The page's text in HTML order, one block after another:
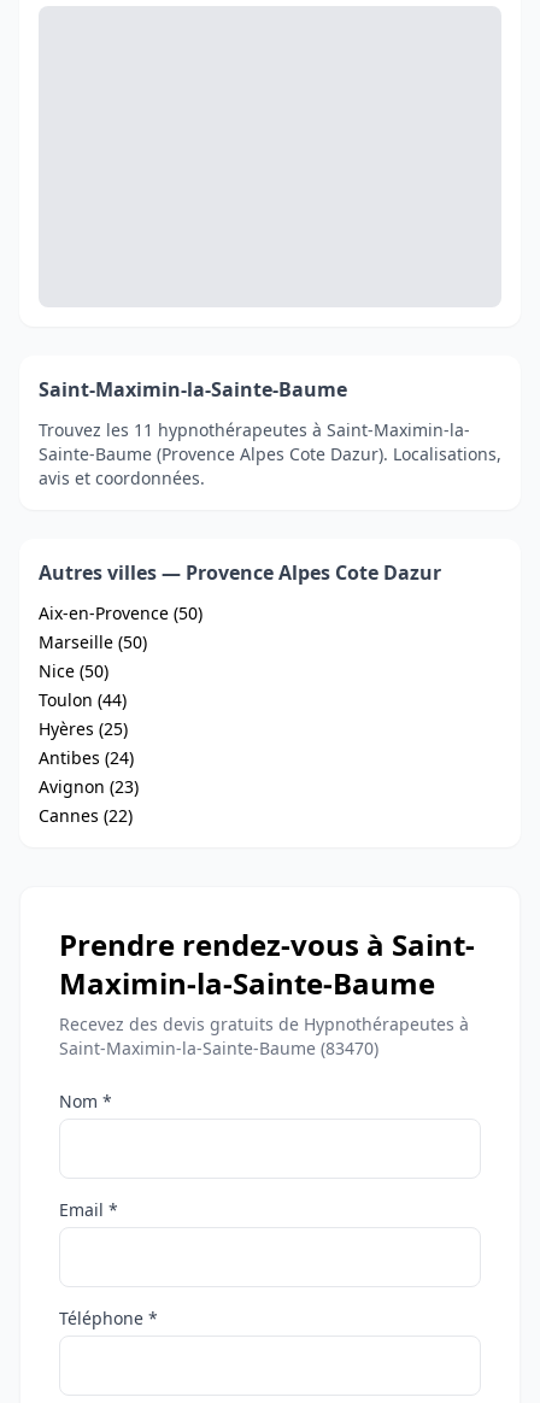
Saint-Maximin-la-Sainte-Baume
Trouvez les 11 hypnothérapeutes à Saint-Maximin-la-
Sainte-Baume (Provence Alpes Cote Dazur). Localisations,
avis et coordonnées.
Autres villes — Provence Alpes Cote Dazur
Aix-en-Provence (50)
Marseille (50)
Nice (50)
Toulon (44)
Hyères (25)
Antibes (24)
Avignon (23)
Cannes (22)
Prendre rendez-vous à Saint-
Maximin-la-Sainte-Baume
Recevez des devis gratuits de Hypnothérapeutes à
Saint-Maximin-la-Sainte-Baume (83470)
Nom *
Email *
Téléphone *